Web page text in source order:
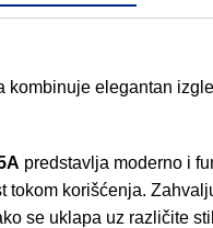
kombinuje elegantan
predstavlja moderno i
tokom korišćenja.
se uklapa uz različite